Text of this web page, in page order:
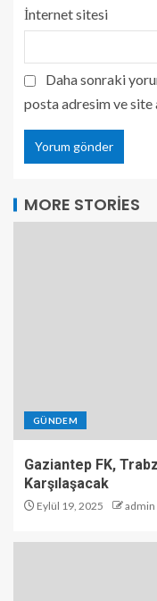
İnternet sitesi
Daha sonraki
posta adresim ve site
MORE STORIES
GÜNDEM
Gaziantep FK,
Karşılaşacak
Eylül 19, 2025 admin